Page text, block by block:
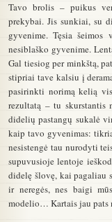
Tavo brolis – puikus
prekybai. Jis sunkiai, su
gyvenime. Tęsia
nesiblaško gyvenime.
Gal tiesiog per minkštą,
stipriai tave kalsiu į
pasirinkti norimą kelią
rezultatą – tu skurstantis
didelių pastangų sukalė
kaip tavo gyvenimas:
nesistengė tau nurodyti
supuvusioje lentoje
didelę šlovę, kai pagaliau
ir neregės, nes baigi
modelio… Kartais jau pats